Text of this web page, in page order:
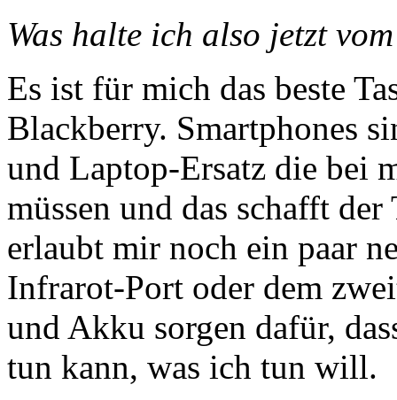
Was halte ich also jetzt
Es ist für mich das beste
Blackberry. Smartphones
und Laptop-Ersatz die bei
müssen und das schafft
erlaubt mir noch ein paar
Infrarot-Port oder dem
und Akku sorgen dafür,
tun kann, was ich tun will.